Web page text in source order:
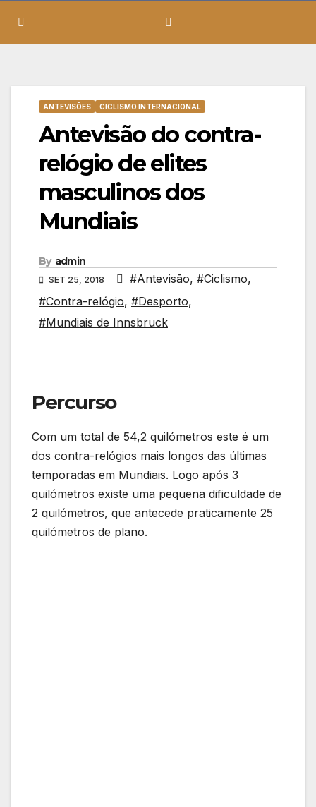
ANTEVISÕES CICLISMO INTERNACIONAL
Antevisão do contra-
relógio de elites
masculinos dos
Mundiais
By admin
SET 25, 2018 #Antevisão, #Ciclismo,
#Contra-relógio, #Desporto,
#Mundiais de Innsbruck
Percurso
Com um total de 54,2 quilómetros este é um
dos contra-relógios mais longos das últimas
temporadas em Mundiais. Logo após 3
quilómetros existe uma pequena dificuldade de
2 quilómetros, que antecede praticamente 25
quilómetros de plano.